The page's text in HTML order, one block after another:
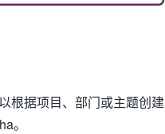
根据项目、部门或主题创建
。